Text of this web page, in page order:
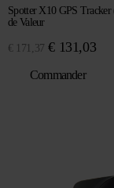
Spotter X10 GPS
de Valeur
€ 171,37 Le
initial
€ 131,03Le
Commander